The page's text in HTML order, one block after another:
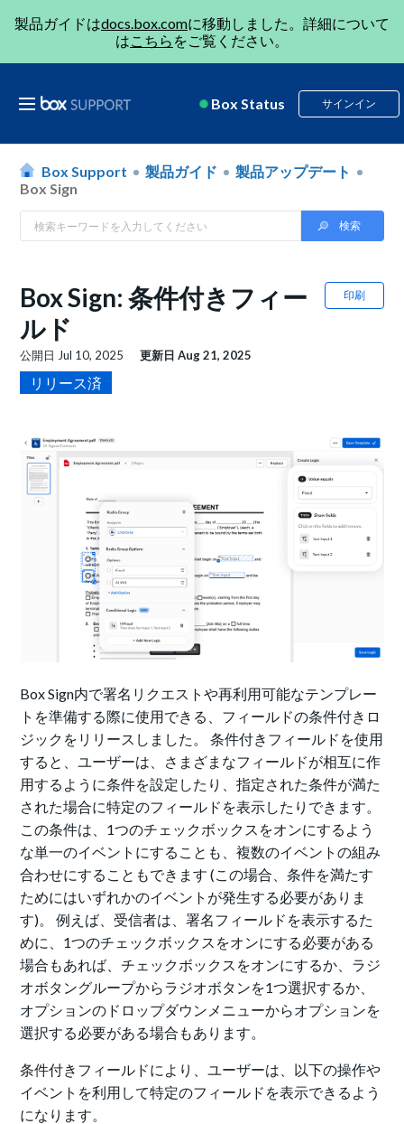
製品ガイドはdocs.box.comに移動しました。詳細について
はこちら をご覧ください。
Box Status サインイン
Box Support 製品ガイド
製品アップデート
Box Sign
印刷
Box Sign: 条件付きフィー
ルド
公開日 Jul 10, 2025 更新日Aug 21, 2025
リリース済
Box Sign内で署名リクエストや再利用可能なテンプレー
トを準備する際に使用できる、フィールドの条件付きロ
ジックをリリースしました。 条件付きフィールドを使用
すると、ユーザーは、さまざまなフィールドが相互に作
用するように条件を設定したり、指定された条件が満た
された場合に特定のフィールドを表示したりできます。
この条件は、1つのチェックボックスをオンにするよう
な単一のイベントにすることも、複数のイベントの組み
合わせにすることもできます (この場合、条件を満たす
ためにはいずれかのイベントが発生する必要がありま
す)。 例えば、受信者は、署名フィールドを表示するた
めに、1つのチェックボックスをオンにする必要がある
場合もあれば、チェックボックスをオンにするか、ラジ
オボタングループからラジオボタンを1つ選択するか、
オプションのドロップダウンメニューからオプションを
選択する必要がある場合もあります。
条件付きフィールドにより、ユーザーは、以下の操作や
イベントを利用して特定のフィールドを表示できるよう
になります。